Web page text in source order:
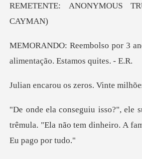
YMOUS
alimen
s zeros. Vinte m
trêmula. "Ela não tem dinheiro.